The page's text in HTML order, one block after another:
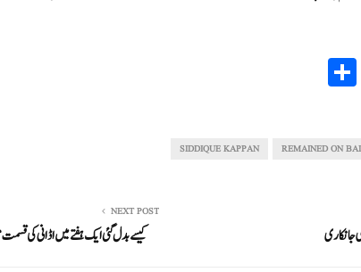
E
m
REMAINED ON
SIDDIQUE KAPPAN
NEXT POST
کیسے بدل گئی ایک ہفتے میں اڈانی کی